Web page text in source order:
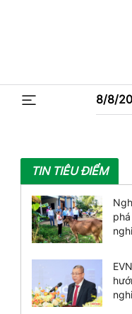
8/8/
TIN TIÊU ĐIỂM